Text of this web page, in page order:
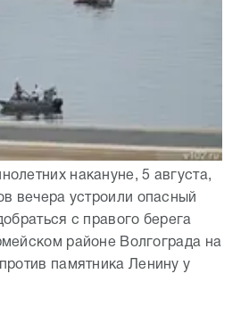
накануне, 5 августа,
вечера устроили опасный
с правого берега
районе Волгограда на
памятника Ленину у